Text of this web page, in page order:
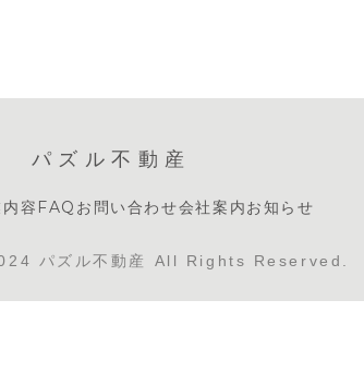
パズル不動産
容 FAQ お問い合わせ会社案内お知らせ
パズル不動産 All Rights Reserved.